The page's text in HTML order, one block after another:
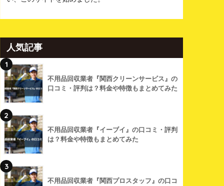
人気記事
1
不用品回収業者『関西クリーンサービス』の
口コミ・評判は？料金や特徴もまとめてみた
2
不用品回収業者『イーブイ』の口コミ・評判
は？料金や特徴もまとめてみた
3
不用品回収業者『関西プロスタッフ』の口コ